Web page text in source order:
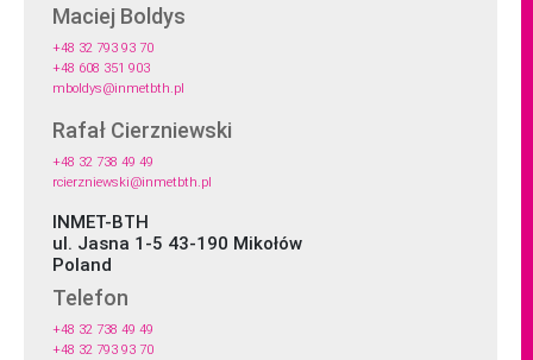
Maciej Boldys
+48 32 793 93 70
+48 608 351 903
mboldys@inmetbth.pl
Rafał Cierzniewski
+48 32 738 49 49
rcierzniewski@inmetbth.pl
INMET-BTH
ul. Jasna 1-5 43-190 Mikołów
Poland
Telefon
+48 32 738 49 49
+48 32 793 93 70